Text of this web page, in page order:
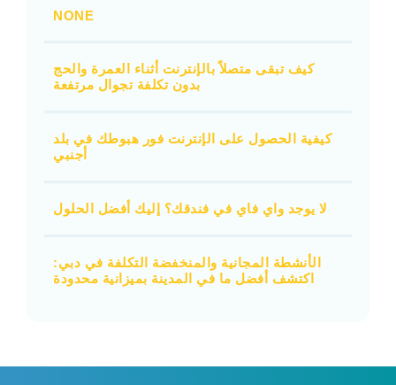
NONE
كيف تبقى متصلاً بالإنترنت أثناء العمرة والحج
بدون تكلفة تجوال مرتفعة
كيفية الحصول على الإنترنت فور هبوطك في بلد
أجنبي
لا يوجد واي فاي في فندقك؟ إليك أفضل الحلول
الأنشطة المجانية والمنخفضة التكلفة في دبي:
اكتشف أفضل ما في المدينة بميزانية محدودة